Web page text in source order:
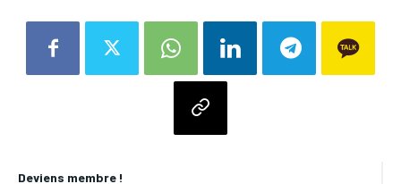
Deviens membre !